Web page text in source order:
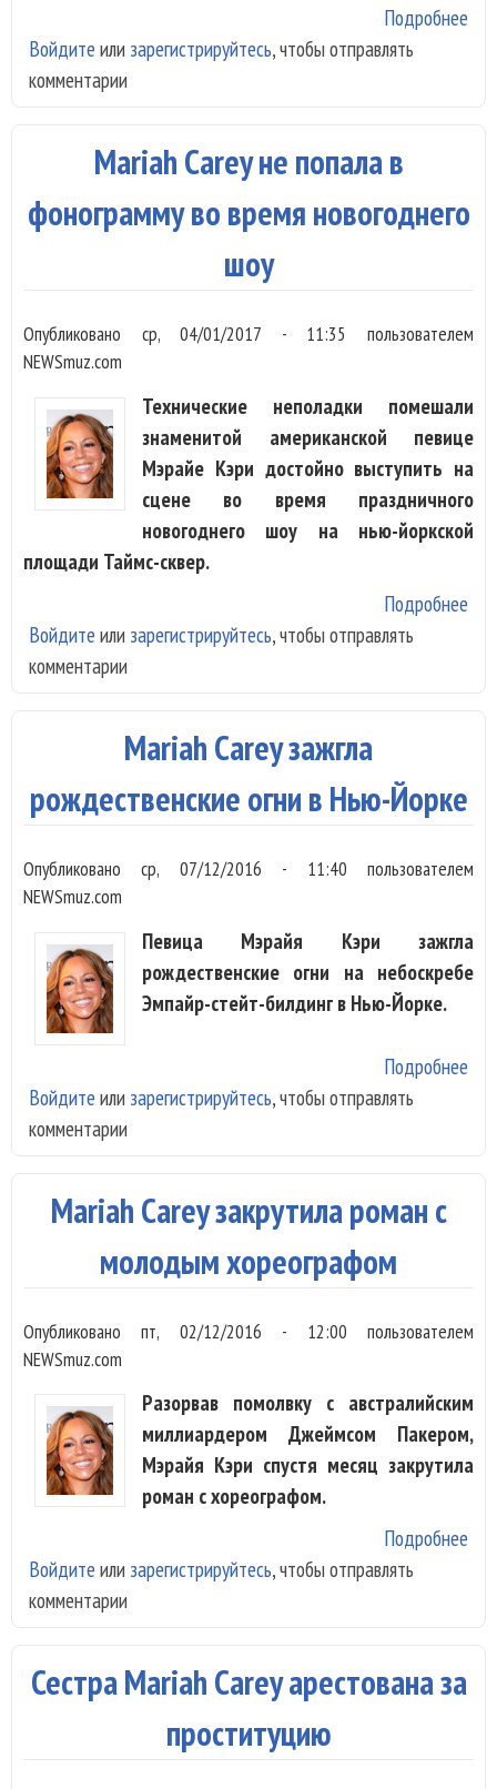
Подробнее
под
Войдите или зарегистрируйтесь, чтобы отправлять
комментарии
Mariah Carey не попала в
фонограмму во время новогоднего
шоу
Опубликовано ср, 04/01/2017 - 11:35
пользователем
NEWSmuz.com
Технические неполадки помешали
знаменитой американской певице
Мэрайе Кэри достойно выступить на
сцене во время праздничного
новогоднего шоу на нью-йоркской
площади Таймс-сквер.
Подробнее
Войдите или зарегистрируйтесь, чтобы отправлять
комментарии
Mariah Carey зажгла
рождественские огни в Нью-Йорке
Опубликованоср, 07/12/2016 - 11:40 пользователем
NEWSmuz.com
Певица Мэрайя Кэри зажгла
рождественские огни на небоскребе
Эмпайр-стейт-билдинг в Нью-Йорке.
Подробнее
Войдите или зарегистрируйтесь, чтобы отправлять
комментарии
Mariah Carey закрутила роман с
молодым хореографом
Опубликованопт, 02/12/2016 - 12:00 пользователем
NEWSmuz.com
Разорвав помолвку с австралийским
миллиардером Джеймсом Пакером,
Мэрайя Кэри спустя месяц закрутила
роман с хореографом.
Подробнее
Войдите или зарегистрируйтесь, чтобы отправлять
комментарии
Сестра Mariah Carey арестована за
проституцию